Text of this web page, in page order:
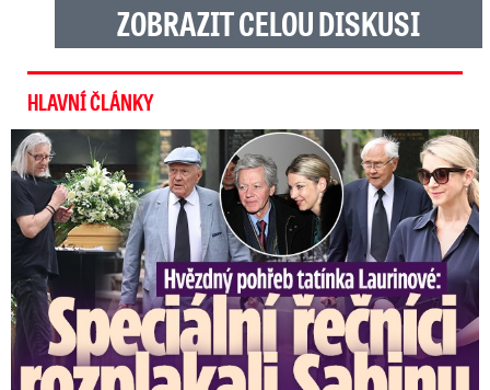
ZOBRAZIT CELOU DISKUSI
HLAVNÍ ČLÁNKY
Speciální řečníci nad rakví Laurina: Rozbrečeli i dceru